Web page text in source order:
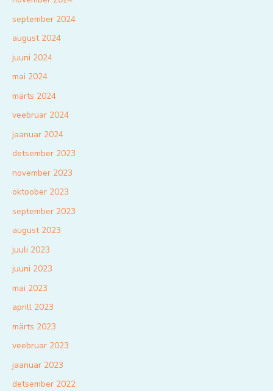
september 2024
august 2024
juuni 2024
mai 2024
märts 2024
veebruar 2024
jaanuar 2024
detsember 2023
november 2023
oktoober 2023
september 2023
august 2023
juuli 2023
juuni 2023
mai 2023
aprill 2023
märts 2023
veebruar 2023
jaanuar 2023
detsember 2022